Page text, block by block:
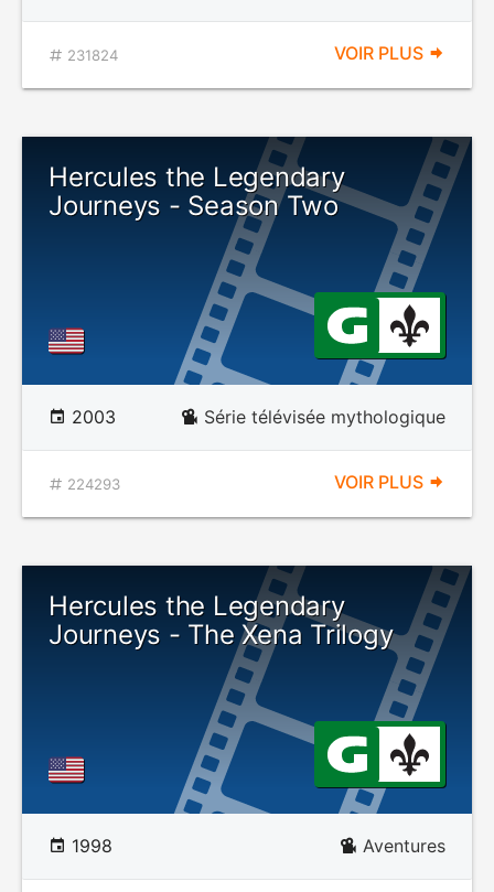
231824 VOIR PLUS
Hercules the Legendary
Journeys - Season Two
2003 Série télévisée mythologique
224293 VOIR PLUS
Hercules the Legendary
Journeys - The Xena Trilogy
1998 Aventures